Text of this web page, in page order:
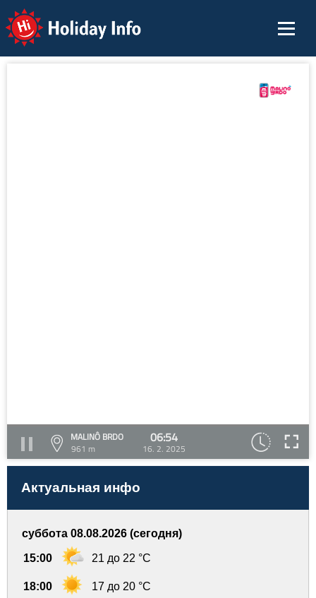
Holiday Info
MALINÔ BRDO
961 m
06:54
16. 2. 2025
Актуальная инфо
суббота 08.08.2026 (сегодня)
15:00 21 до 22 °C
18:00 17 до 20 °C